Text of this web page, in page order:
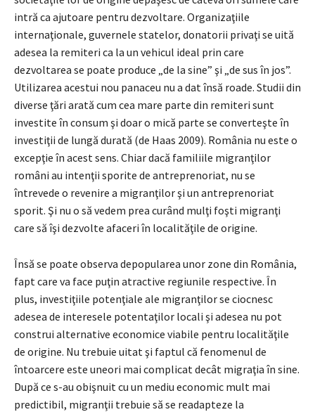
intră ca ajutoare pentru dezvoltare. Organizaţiile
internaţionale, guvernele statelor, donatorii privaţi se uită
adesea la remiteri ca la un vehicul ideal prin care
dezvoltarea se poate produce „de la sine” şi „de sus în jos”.
Utilizarea acestui nou panaceu nu a dat însă roade. Studii din
diverse ţări arată cum cea mare parte din remiteri sunt
investite în consum şi doar o mică parte se converteşte în
investiţii de lungă durată (de Haas 2009). România nu este o
excepţie în acest sens. Chiar dacă familiile migranţilor
români au intenţii sporite de antreprenoriat, nu se
întrevede o revenire a migranţilor şi un antreprenoriat
sporit. Şi nu o să vedem prea curând mulţi foşti migranţi
care să îşi dezvolte afaceri în localităţile de origine.
Însă se poate observa depopularea unor zone din România,
fapt care va face puţin atractive regiunile respective. În
plus, investiţiile potenţiale ale migranţilor se ciocnesc
adesea de interesele potentaţilor locali şi adesea nu pot
construi alternative economice viabile pentru localităţile
de origine. Nu trebuie uitat şi faptul că fenomenul de
întoarcere este uneori mai complicat decât migraţia în sine.
După ce s-au obişnuit cu un mediu economic mult mai
predictibil, migranţii trebuie să se readapteze la